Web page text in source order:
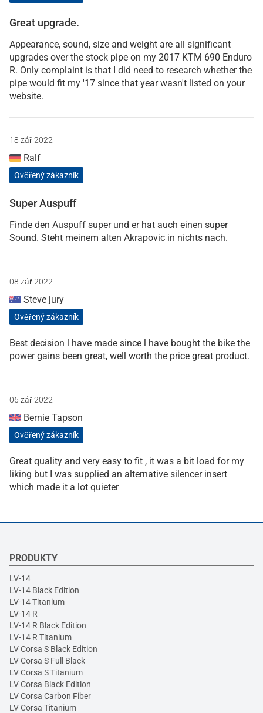
Great upgrade.
Appearance, sound, size and weight are all significant
upgrades over the stock pipe on my 2017 KTM 690 Enduro
R. Only complaint is that I did need to research whether the
pipe would fit my '17 since that year wasn't listed on your
website.
18 zář 2022
Ralf
Ověřený zákazník
Super Auspuff
Finde den Auspuff super und er hat auch einen super
Sound. Steht meinem alten Akrapovic in nichts nach.
08 zář 2022
Steve jury
Ověřený zákazník
Best decision l have made since l have bought the bike the
power gains been great, well worth the price great product.
06 zář 2022
Bernie Tapson
Ověřený zákazník
Great quality and very easy to fit , it was a bit load for my
liking but I was supplied an alternative silencer insert
which made it a lot quieter
PRODUKTY
LV-14
LV-14 Black Edition
LV-14 Titanium
LV-14 R
LV-14 R Black Edition
LV-14 R Titanium
LV Corsa S Black Edition
LV Corsa S Full Black
LV Corsa S Titanium
LV Corsa Black Edition
LV Corsa Carbon Fiber
LV Corsa Titanium